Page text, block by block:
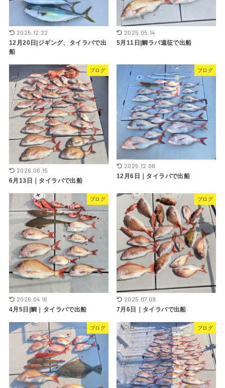
2025.12.22
12月20日|ジギング、タイラバで出
船
2025.05.14
5月11日|鯛ラバ遠征で出船
ブログ
2026.06.15
6月13日｜タイラバで出船
ブログ
2025.12.08
12月6日｜タイラバで出船
ブログ
2026.04.16
4月5日|鯛｜タイラバで出船
ブログ
2025.07.09
7月6日｜タイラバで出船
ブログ ブログ